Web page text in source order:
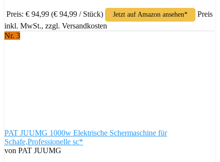
Preis: € 94,99 (€ 94,99 / Stück) Jetzt auf Amazon ansehen*
Preis
inkl. MwSt., zzgl. Versandkosten
Nr. 3
PAT JUUMG 1000w Elektrische Schermaschine für
Schafe,Professionelle sc*
von PAT JUUMG